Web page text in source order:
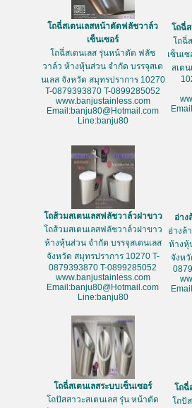
โถฉี่สเตนเลสหน้าตัดฟลัชวาล์ว
เซ็นเซอร์
โถฉี่สเตนเลส รุ่นหน้าตัด ฟลัช
วาล์ว ห้างหุ้นส่วน จำกัด บรรจุสเต
นเลส จังหวัด สมุทรปราการ 10270
T-0879393870 T-0899285052
www.banjustainless.com
Email:banju80@Hotmail.com
Line:banju80
โถฉี่
โถฉี่
เซ็นเ
สเต
โถส้วมสเตนเลสฟลัชวาล์วฝาขาว
โถส้วมสเตนเลสฟลัชวาล์วฝาขาว
ห้างหุ้นส่วน จำกัด บรรจุสเตนเลส
จังหวัด สมุทรปราการ 10270 T-
0879393870 T-0899285052
www.banjustainless.com
Email:banju80@Hotmail.com
Line:banju80
อ่าง
อ่างล้
ห้างหุ้
จังห
โถฉี่สเตนเลสระบบเซ็นเซอร์
โถปัสสาวะสเตนเลส รุ่น หน้าตัด
โถฉี่
โถปั